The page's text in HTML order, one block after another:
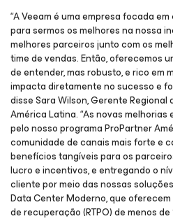
“A Veeam é uma empresa focada
para sermos os melhores na nossa
melhores parceiros junto com os
time de vendas. Então, oferecemos
de entender, mas robusto, e rico em
impacta diretamente no sucesso e
disse Sara Wilson, Gerente Regional
América Latina. “As novas
pelo nosso programa ProPartner
comunidade de canais mais forte e
benefícios tangíveis para os
lucro e incentivos, e entregando o
cliente por meio das nossas
Data Center Moderno, que
de recuperação (RTPO) de menos de